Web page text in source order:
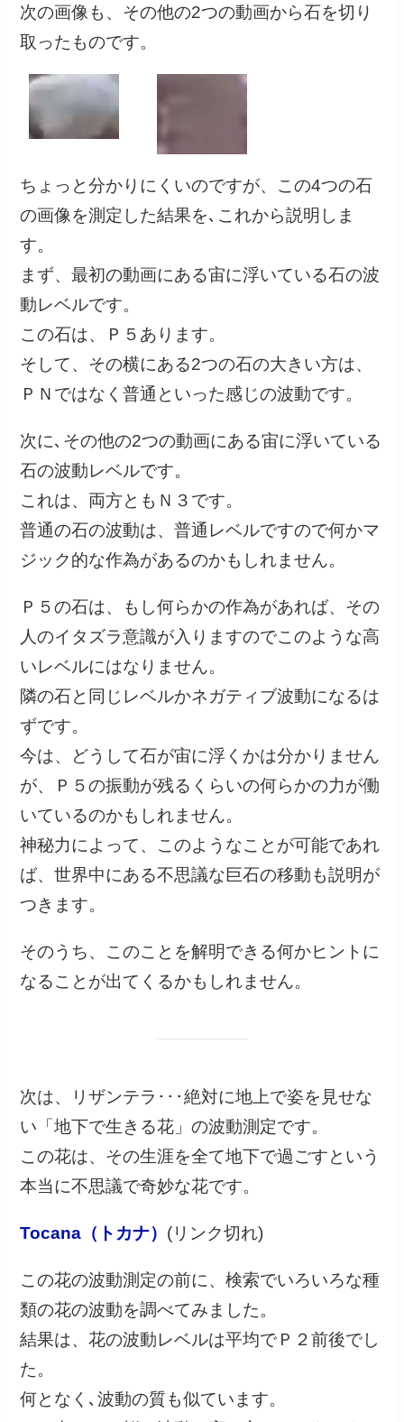
次の画像も、その他の2つの動画から石を切り
取ったものです。
ちょっと分かりにくいのですが、この4つの石
の画像を測定した結果を､これから説明しま
す。
まず、最初の動画にある宙に浮いている石の波
動レベルです。
この石は、Ｐ５あります。
そして、その横にある2つの石の大きい方は、
ＰＮではなく普通といった感じの波動です。
次に､その他の2つの動画にある宙に浮いている
石の波動レベルです。
これは、両方ともＮ３です。
普通の石の波動は、普通レベルですので何かマ
ジック的な作為があるのかもしれません。
Ｐ５の石は、もし何らかの作為があれば、その
人のイタズラ意識が入りますのでこのような高
いレベルにはなりません。
隣の石と同じレベルかネガティブ波動になるは
ずです。
今は、どうして石が宙に浮くかは分かりません
が、Ｐ５の振動が残るくらいの何らかの力が働
いているのかもしれません。
神秘力によって、このようなことが可能であれ
ば、世界中にある不思議な巨石の移動も説明が
つきます。
そのうち、このことを解明できる何かヒントに
なることが出てくるかもしれません。
次は、リザンテラ･･･絶対に地上で姿を見せな
い「地下で生きる花」の波動測定です。
この花は、その生涯を全て地下で過ごすという
本当に不思議で奇妙な花です。
Tocana（トカナ） (リンク切れ)
この花の波動測定の前に、検索でいろいろな種
類の花の波動を調べてみました。
結果は、花の波動レベルは平均でＰ２前後でし
た。
何となく､波動の質も似ています。